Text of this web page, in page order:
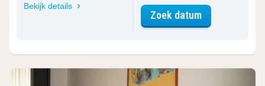
Bekijk details
Zoek datumvoor